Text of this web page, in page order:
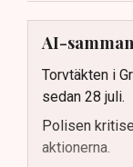
AI-
Torvtäkten i
sedan 28 juli.
Polisen
aktionerna.